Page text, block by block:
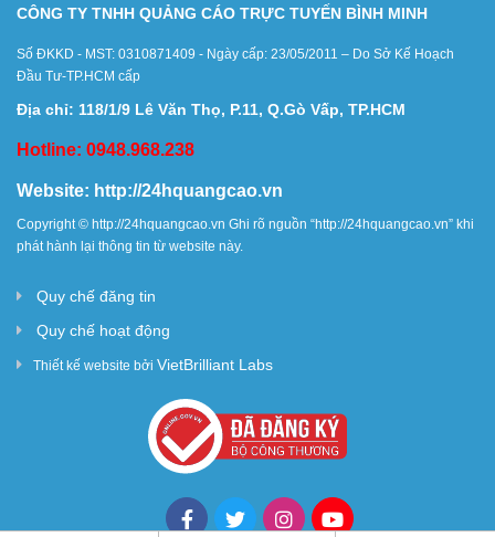
CÔNG TY TNHH QUẢNG CÁO TRỰC TUYẾN BÌNH MINH
Số ĐKKD - MST: 0310871409 - Ngày cấp: 23/05/2011 – Do Sở Kế Hoạch
Đầu Tư-TP.HCM cấp
Địa chỉ: 118/1/9 Lê Văn Thọ, P.11, Q.Gò Vấp, TP.HCM
Hotline: 0948.968.238
Website: http://24hquangcao.vn
Copyright © http://24hquangcao.vn Ghi rõ nguồn “http://24hquangcao.vn” khi
phát hành lại thông tin từ website này.
Quy chế đăng tin
Quy chế hoạt động
Thiết kế website bởi VietBrilliant Labs